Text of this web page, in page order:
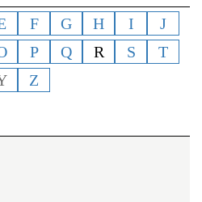
F G H I
J
P Q R S
T
Z